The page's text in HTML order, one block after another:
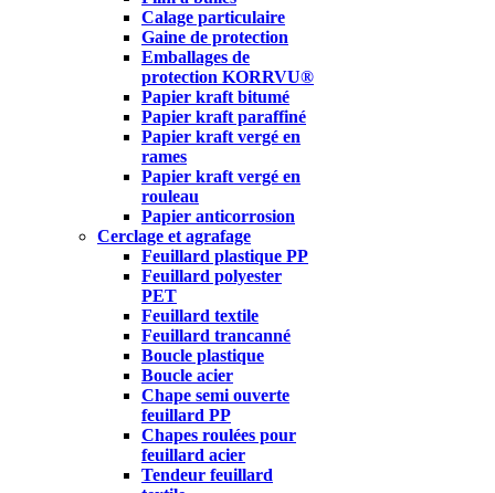
Calage particulaire
Gaine de protection
Emballages de
protection KORRVU®
Papier kraft bitumé
Papier kraft paraffiné
Papier kraft vergé en
rames
Papier kraft vergé en
rouleau
Papier anticorrosion
Cerclage et agrafage
Feuillard plastique PP
Feuillard polyester
PET
Feuillard textile
Feuillard trancanné
Boucle plastique
Boucle acier
Chape semi ouverte
feuillard PP
Chapes roulées pour
feuillard acier
Tendeur feuillard